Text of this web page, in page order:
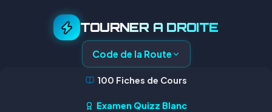
TOURNER A DROITE
Code de la Route
100 Fiches de Cours
Examen Quizz Blanc